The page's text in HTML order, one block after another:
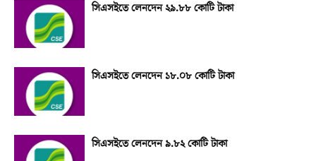
সিএসইতে লেনদেন ২৯.৮৮ কোটি টাকা
সিএসইতে লেনদেন ১৮.০৮ কোটি টাকা
সিএসইতে লেনদেন ৯.৮২ কোটি টাকা